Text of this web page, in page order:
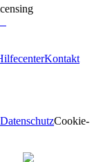
Kontakt
DatenschutzCookie-